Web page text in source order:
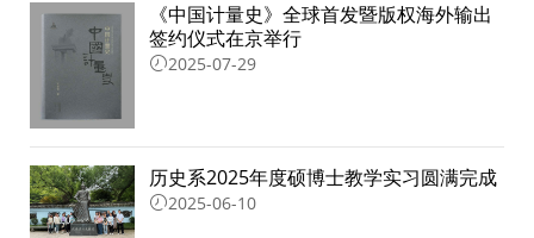
《中国计量史》全球首发暨版权海外输出
签约仪式在京举行
2025-07-29
历史系2025年度硕博士教学实习圆满完成
2025-06-10